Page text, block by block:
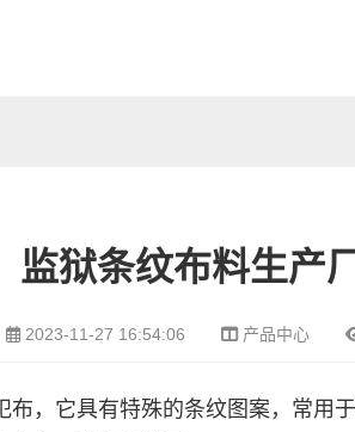
监狱条纹布料生产
2023-11-27 16:54:06 产品中心
布，它具有特殊的条纹图案，常用